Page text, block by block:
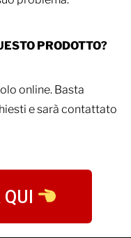
PRODOTTO?
online. Basta
e sarà contattato